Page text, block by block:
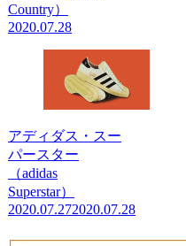
Country）
2020.07.28
アディダス・スー
パースター
（adidas
Superstar）
2020.07.272020.07.28